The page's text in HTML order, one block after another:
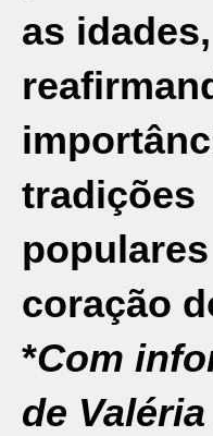
as idades,
tradições
coração
*Com
de